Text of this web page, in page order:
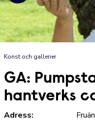
Konst och gallerier
GA:
hantverks
Adress: